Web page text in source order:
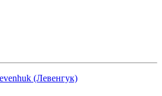
(Левенгук)